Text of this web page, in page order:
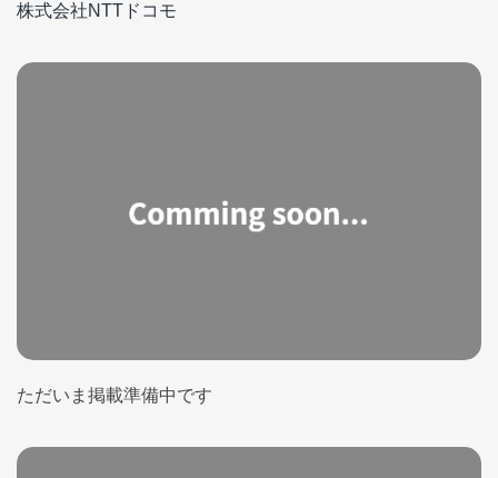
株式会社NTTドコモ
ただいま掲載準備中です